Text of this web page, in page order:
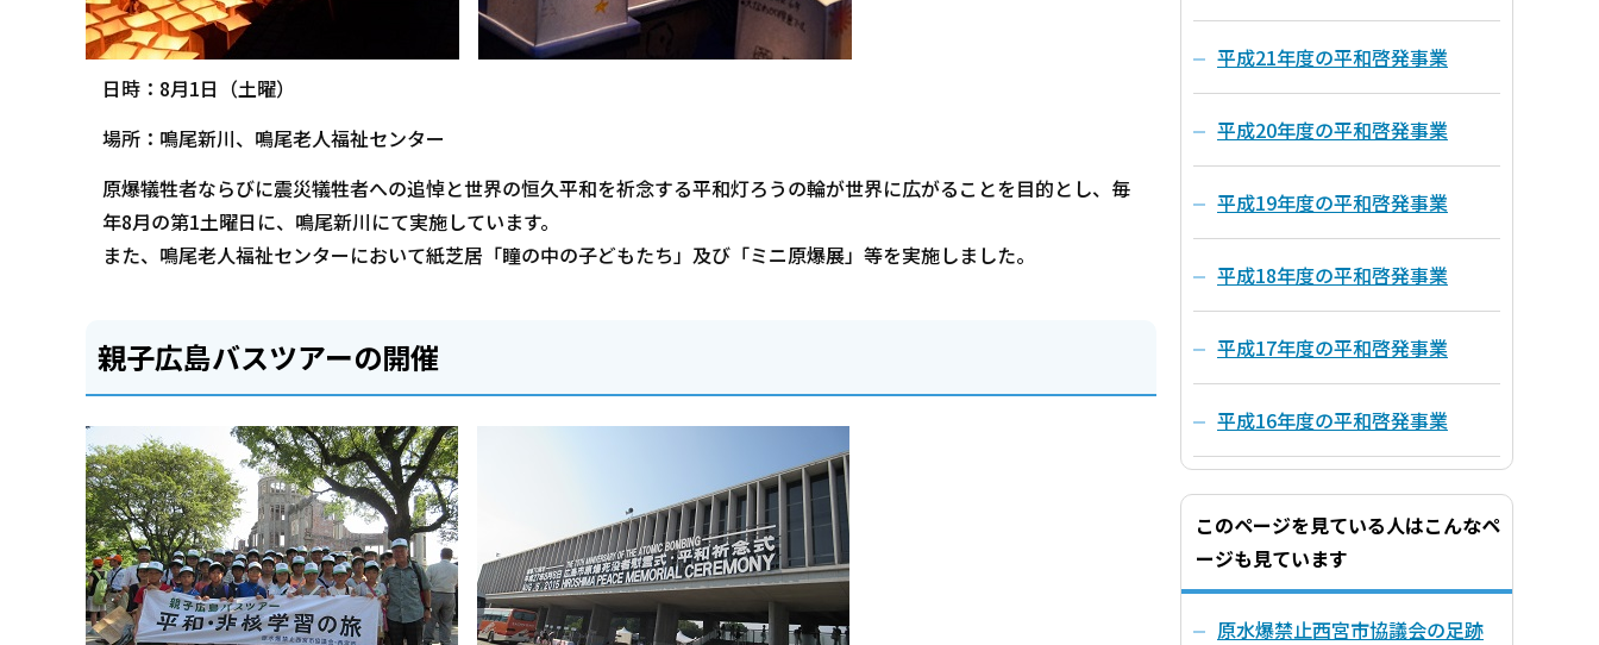
日時：8月1日（土曜）
場所：鳴尾新川、鳴尾老人福祉センター
原爆犠牲者ならびに震災犠牲者への追悼と世界の恒久平和を祈念する平和灯ろうの輪が世界に広がることを目的とし、毎
年8月の第1土曜日に、鳴尾新川にて実施しています。
また、鳴尾老人福祉センターにおいて紙芝居「瞳の中の子どもたち」及び「ミニ原爆展」等を実施しました。
親子広島バスツアーの開催
平成21年度の平和啓発事業
平成20年度の平和啓発事業
平成19年度の平和啓発事業
平成18年度の平和啓発事業
平成17年度の平和啓発事業
平成16年度の平和啓発事業
このページを見ている人はこんなペ
ージも見ています
原水爆禁止西宮市協議会の足跡